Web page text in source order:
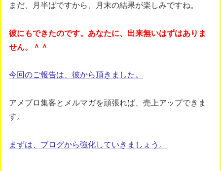
まだ、月半ばですから、月末の結果が楽しみですね。
彼にもできたのです。あなたに、出来無いはずはありま
せん。＾＾
今回のご報告は、彼から頂きました。
アメブロ集客とメルマガを頑張れば、売上アップできま
す。
まずは、ブログから強化していきましょう。